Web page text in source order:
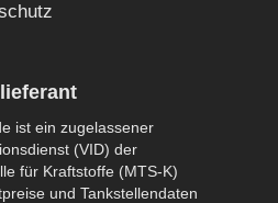
ist ein zugelassener
(VID) der
für Kraftstoffe (MTS-K)
und Tankstellendaten